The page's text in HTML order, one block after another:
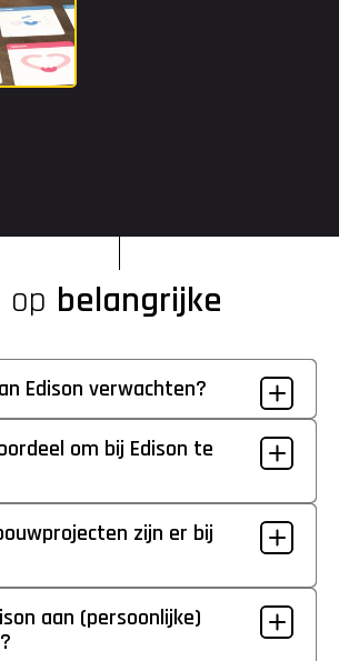
op belangrijke
Edison verwachten?
om bij Edison te
zijn er bij
aan (persoonlijke)